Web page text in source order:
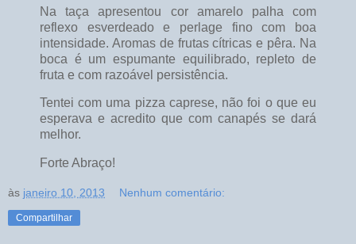
Na taça apresentou cor amarelo palha com
reflexo esverdeado e perlage fino com boa
intensidade. Aromas de frutas cítricas e pêra. Na
boca é um espumante equilibrado, repleto de
fruta e com razoável persistência.
Tentei com uma pizza caprese, não foi o que eu
esperava e acredito que com canapés se dará
melhor.
Forte Abraço!
às janeiro 10, 2013 Nenhum comentário:
Compartilhar